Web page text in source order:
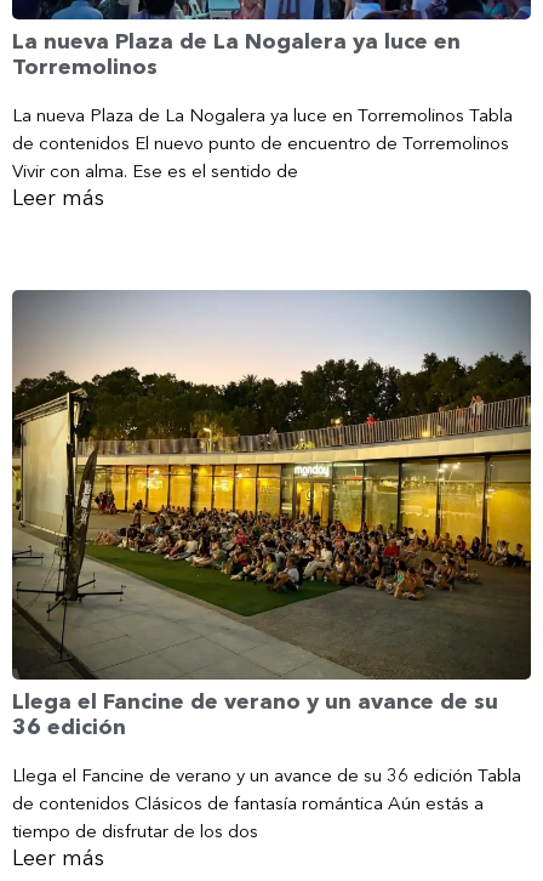
La nueva Plaza de La Nogalera ya luce en
Torremolinos
La nueva Plaza de La Nogalera ya luce en Torremolinos Tabla
de contenidos El nuevo punto de encuentro de Torremolinos
Vivir con alma. Ese es el sentido de
Leer más
Llega el Fancine de verano y un avance de su
36 edición
Llega el Fancine de verano y un avance de su 36 edición Tabla
de contenidos Clásicos de fantasía romántica Aún estás a
tiempo de disfrutar de los dos
Leer más